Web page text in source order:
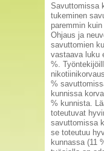
Savuttomissa
tukeminen
paremmin
Ohjaus ja
savuttomien
vastaava luku
%.
%
kunnissa
% kunnista.
toteutuvat
savuttomissa
se toteutuu
kunnassa (11